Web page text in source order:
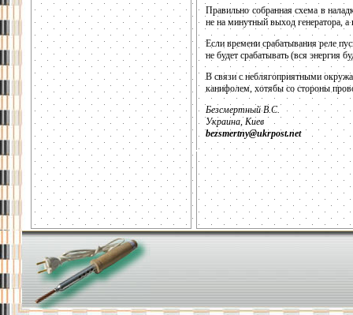
Правильно собранная схема в
не на минутный выход генератора,
Если времени срабатывания реле
не будет срабатывать (вся энергия
В связи с неблягоприятными
канифолем, хотябы со стороны
Безсмертный В.С.
Украина, Киев
bezsmertny@ukrpost.net